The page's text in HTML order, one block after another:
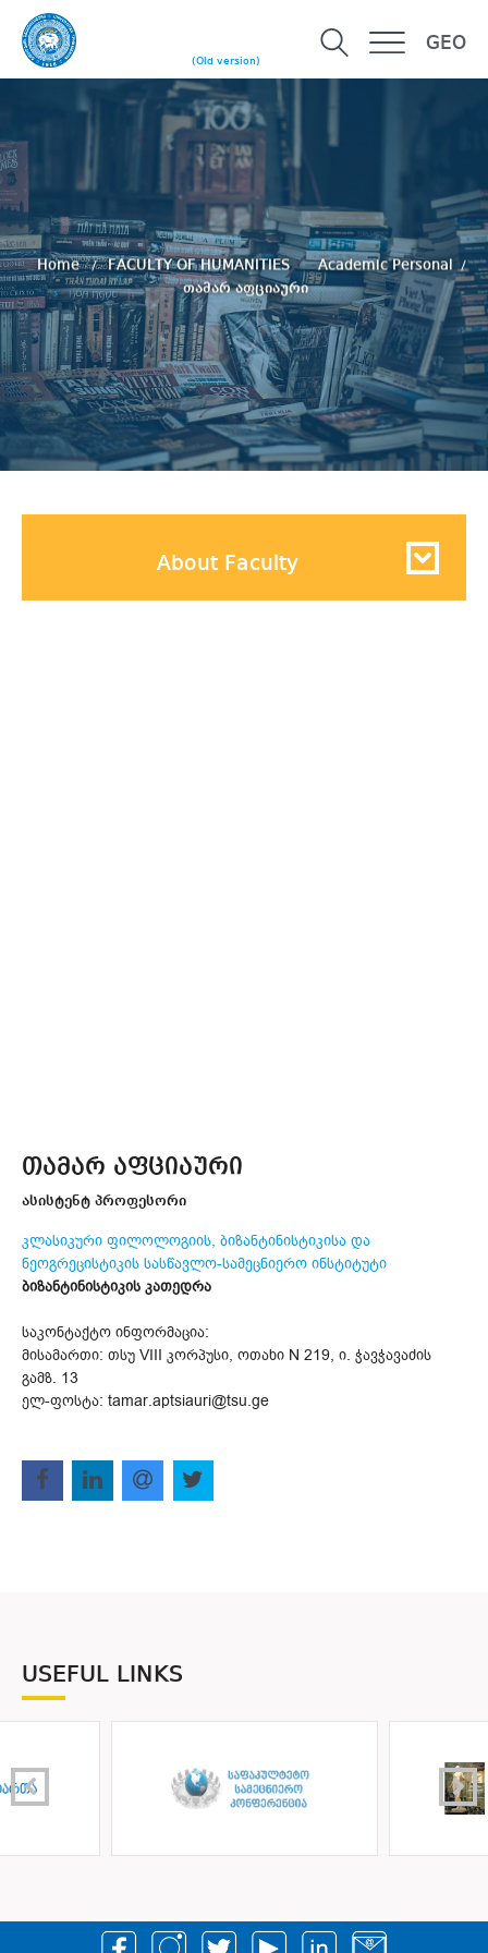
(Old version)
GEO
Home FACULTY OF HUMANITIES
Academic Personal
თამარ აფციაური
About Faculty
თამარ აფციაური
ასისტენტ პროფესორი
კლასიკური ფილოლოგიის, ბიზანტინისტიკისა და
ნეოგრეცისტიკის სასწავლო-სამეცნიერო ინსტიტუტი
ბიზანტინისტიკის კათედრა
საკონტაქტო ინფორმაცია:
მისამართი: თსუ VIII კორპუსი, ოთახი N 219, ი. ჭავჭავაძის
გამზ. 13
ელ-ფოსტა: tamar.aptsiauri@tsu.ge
USEFUL LINKS